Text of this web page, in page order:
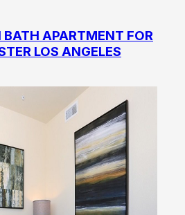
BATH APARTMENT FOR
LOS ANGELES